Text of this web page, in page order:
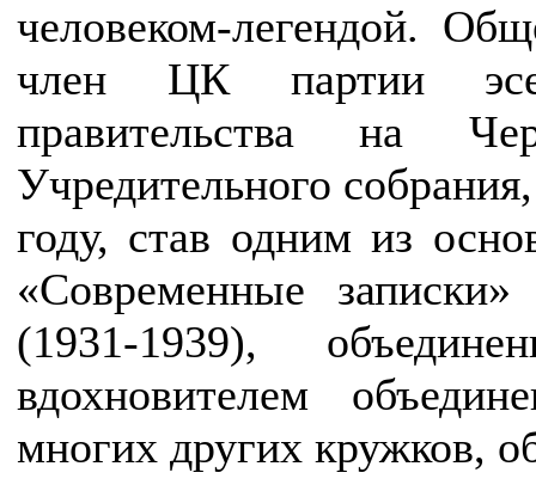
человеком-легендой.
член ЦК партии
правительства на
Учредительного
году, став одним из
«Современные
(1931-1939),
вдохновителем
многих других кружков,